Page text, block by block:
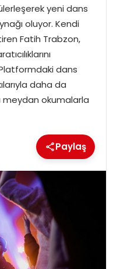
yeni dans
oluyor. Kendi
Fatih Trabzon,
dans
daha da
meydan okumalarla
Paylaş